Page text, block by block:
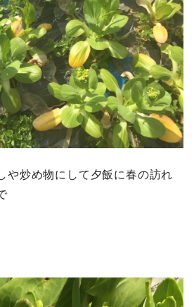
や炒め物にして夕飯に春の訪れ